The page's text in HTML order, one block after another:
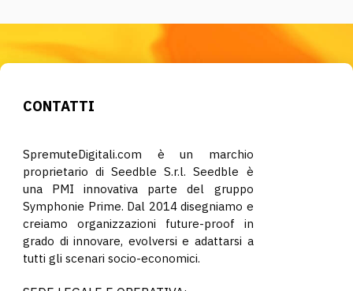
CONTATTI
SpremuteDigitali.com è un marchio
proprietario di Seedble S.r.l. Seedble è
una PMI innovativa parte del gruppo
Symphonie Prime. Dal 2014 disegniamo e
creiamo organizzazioni future-proof in
grado di innovare, evolversi e adattarsi a
tutti gli scenari socio-economici.